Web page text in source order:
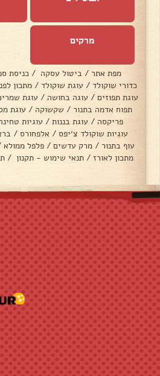
מרקים
מפת אתר / ביטול עסקה / כניסת
כדורי שוקולד / עוגת שוקולד / מתכון
עוגת תפוזים / עוגה בחושה / עוגת
תפוח אדמה בתנור / שקשוקה / עוגת
פריקסה / עוגת בננות / עוגיות
עוגיות שוקולד צ׳יפס / אלפחורס /
עוף בתנור / מרק עדשים / פלפל ממולא
מתכון לאורז / תנאי שימוש - תקנון /